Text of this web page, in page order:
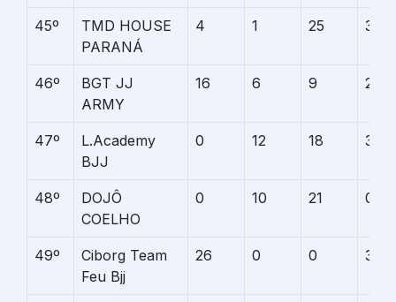
45º
TMD HOUSE
PARANÁ
4 1 25 3
46º
BGT JJ
ARMY
16 6 9 2
47º
L.Academy
BJJ
0 12 18 3
48º
DOJÔ
COELHO
0 10 21 0
49º
Ciborg Team
Feu Bjj
26 0 0 3